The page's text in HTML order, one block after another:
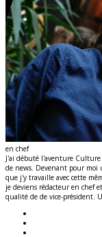
en chef
J'ai débuté l'aventure
de news. Devenant pour
que j'y travaille avec cette
je deviens rédacteur en chef
qualité de de vice-président.